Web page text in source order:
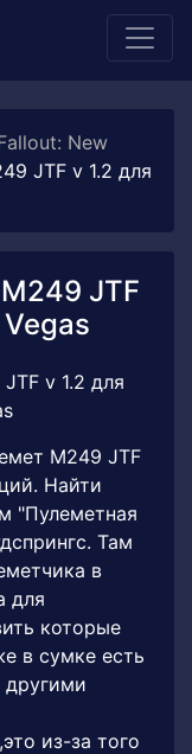
New
JTF v 1.2 для
JTF
М249 JTF
Найти
"Пулеметная
Там
в
для
которые
в сумке есть
другими
из-за того